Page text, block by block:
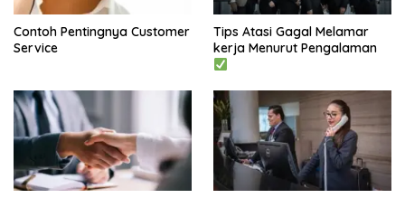
Contoh Pentingnya Customer
Service
Tips Atasi Gagal Melamar
kerja Menurut Pengalaman